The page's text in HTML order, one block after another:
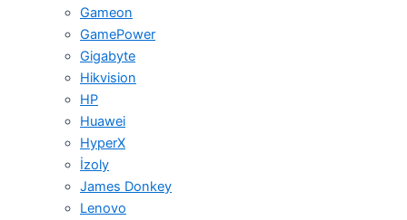
Gameon
GamePower
Gigabyte
Hikvision
HP
Huawei
HyperX
İzoly
James Donkey
Lenovo